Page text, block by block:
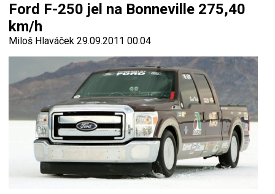
Ford F-250 jel na Bonneville 275,40
km/h
Miloš Hlaváček 29.09.2011 00:04